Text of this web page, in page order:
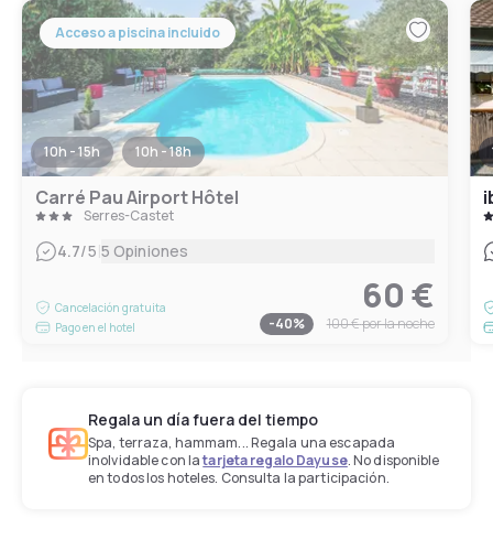
Acceso a piscina incluido
10h - 15h 10h - 18h
Carré Pau Airport Hôtel
Serres-Castet
4.7/5|5 Opiniones
Cancelación gratuita
Pago en el hotel
60 €
-40% 100 €por la noche
Regala un día fuera del tiempo
Spa, terraza, hammam... Regala una escapada
inolvidable con latarjeta regalo Dayuse. No disponible
en todos los hoteles. Consulta la participación.